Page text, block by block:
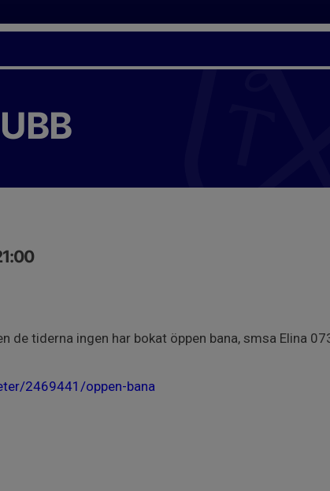
de tiderna ingen har bokat öppen bana, smsa Elina
2469441/oppen-bana